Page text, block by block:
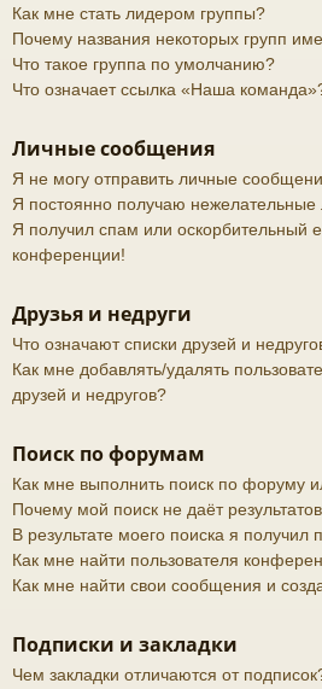
Как мне стать лидером группы?
Почему названия некоторых групп
Что такое группа по умолчанию?
Что означает ссылка «Наша
Личные сообщения
Я не могу отправить личные
Я постоянно получаю
Я получил спам или оскорбительный
конференции!
Друзья и недруги
Что означают списки друзей и
Как мне добавлять/удалять
друзей и недругов?
Поиск по форумам
Как мне выполнить поиск по форуму
Почему мой поиск не даёт
В результате моего поиска я получил
Как мне найти пользователя
Как мне найти свои сообщения и
Подписки и закладки
Чем закладки отличаются от